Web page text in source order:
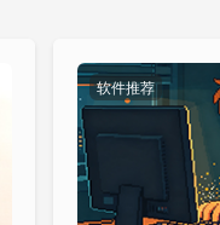
软件推荐